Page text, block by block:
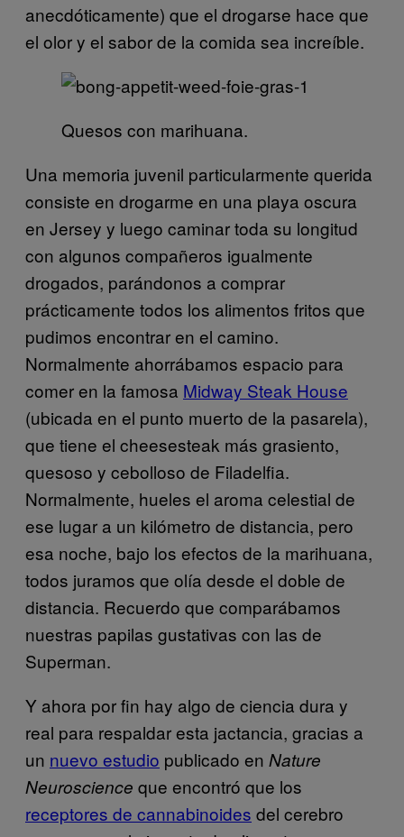
anecdóticamente) que el drogarse hace que
el olor y el sabor de la comida sea increíble.
Quesos con marihuana.
Una memoria juvenil particularmente querida
consiste en drogarme en una playa oscura
en Jersey y luego caminar toda su longitud
con algunos compañeros igualmente
drogados, parándonos a comprar
prácticamente todos los alimentos fritos que
pudimos encontrar en el camino.
Normalmente ahorrábamos espacio para
comer en la famosa Midway Steak House
(ubicada en el punto muerto de la pasarela),
que tiene el cheesesteak más grasiento,
quesoso y cebolloso de Filadelfia.
Normalmente, hueles el aroma celestial de
ese lugar a un kilómetro de distancia, pero
esa noche, bajo los efectos de la marihuana,
todos juramos que olía desde el doble de
distancia. Recuerdo que comparábamos
nuestras papilas gustativas con las de
Superman.
Y ahora por fin hay algo de ciencia dura y
real para respaldar esta jactancia, gracias a
un nuevo estudio publicado en Nature
Neuroscience que encontró que los
receptores de cannabinoides del cerebro